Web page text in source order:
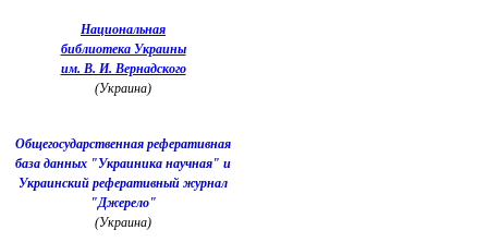
Национальная
библиотека Украины
им. В. И. Вернадского
(Украина)
Общегосударственная реферативная
база данных "Украиника научная" и
Украинский реферативный журнал
"Джерело"
(Украина)